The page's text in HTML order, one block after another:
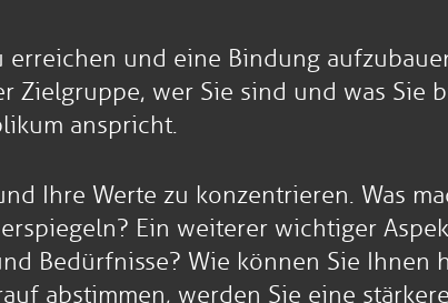
und eine Bindung
Zielgruppe, wer Sie sind und was Sie
anspricht.
Ihre Werte zu konzentrieren. Was
Ein weiterer wichtiger
Bedürfnisse? Wie können Sie Ihnen
abstimmen, werden Sie eine